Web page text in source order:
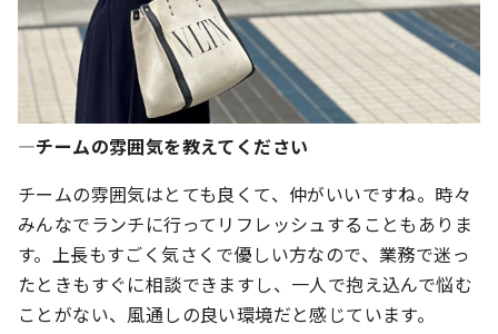
―チームの雰囲気を教えてください
チームの雰囲気はとても良くて、仲がいいですね。時々
みんなでランチに行ってリフレッシュすることもありま
す。上長もすごく気さくで優しい方なので、業務で迷っ
たときもすぐに相談できますし、一人で抱え込んで悩む
ことがない、風通しの良い環境だと感じています。